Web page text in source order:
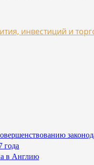
инвестиций и
года
в Англию